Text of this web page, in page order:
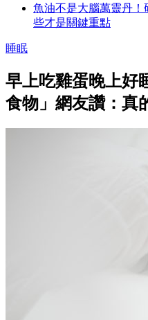
魚油不是大腦萬靈丹
些才是關鍵重點
睡眠
早上吃雞蛋晚上好
食物」網友讚：真